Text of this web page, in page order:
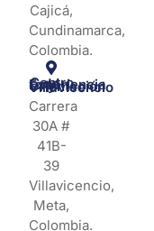
Cajicá,
Cundinamarca,
Colombia.
Centro de Experiencia y Orientación Villavicencio
Carrera
30A #
41B-
39
Villavicencio,
Meta,
Colombia.